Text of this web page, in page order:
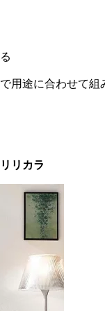
用途に合わせて
リリカラ